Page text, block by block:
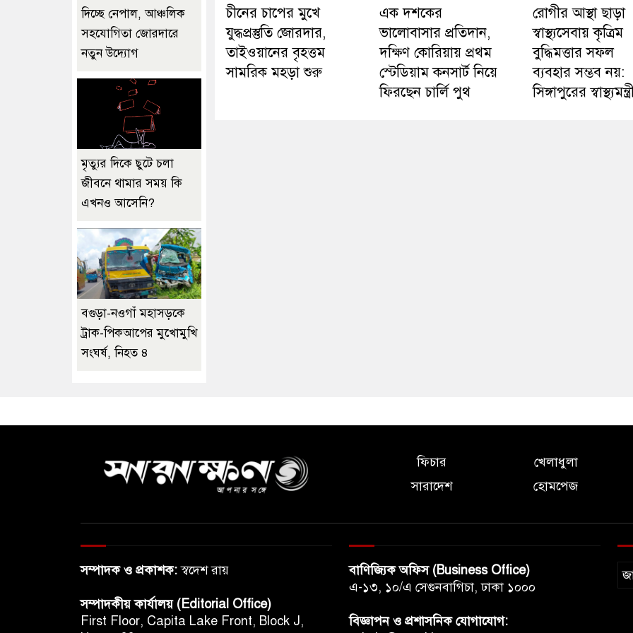
চীনের চাপের মুখে
যুদ্ধপ্রস্তুতি জোরদার,
তাইওয়ানের বৃহত্তম
সামরিক মহড়া শুরু
এক দশকের
ভালোবাসার প্রতিদান,
দক্ষিণ কোরিয়ায় প্রথম
স্টেডিয়াম কনসার্ট নিয়ে
ফিরছেন চার্লি পুথ
রোগীর আস্থা ছাড়া
স্বাস্থ্যসেবায় কৃত্রিম
বুদ্ধিমত্তার সফল
ব্যবহার সম্ভব নয়:
সিঙ্গাপুরের
দিচ্ছে নেপাল, আঞ্চলিক
সহযোগিতা জোরদারে
নতুন উদ্যোগ
মৃত্যুর দিকে ছুটে চলা
জীবনে থামার সময় কি
এখনও আসেনি?
বগুড়া-নওগাঁ মহাসড়কে
ট্রাক-পিকআপের মুখোমুখি
সংঘর্ষ, নিহত ৪
ফিচার
খেলাধুলা
সারাদেশ
হোমপেজ
সম্পাদক ও প্রকাশক:স্বদেশ রায়
সম্পাদকীয় কার্যালয় (Editorial Office)
First Floor, Capita Lake Front, Block J,
বাণিজ্যিক অফিস (Business Office)
এ-১৩, ১০/এ সেগুনবাগিচা, ঢাকা ১০০০
বিজ্ঞাপন ও প্রশাসনিক যোগাযোগ: